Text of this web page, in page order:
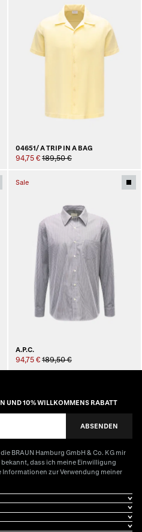
04651/ A TRIP IN A BAG
94,75 € 189,50 €
Sale
A.P.C.
94,75 € 189,50 €
UND 10% WILLKOMMENS RABATT
ABSENDEN
BRAUN Hamburg GmbH & Co. KG mir
dass ich meine Einwilligung
zur Verwendung meiner